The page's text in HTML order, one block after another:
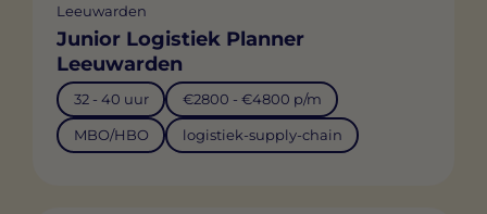
Leeuwarden
Junior Logistiek Planner
Leeuwarden
32 - 40 uur €2800 - €4800 p/m
MBO/HBO logistiek-supply-chain